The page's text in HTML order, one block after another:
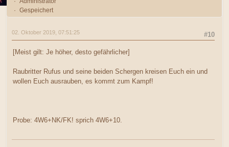
Gespeichert
#10
02. Oktober 2019, 07:51:25
[Meist gilt: Je höher, desto gefährlicher]
Raubritter Rufus und seine beiden Schergen kreisen Euch ein und
wollen Euch ausrauben, es kommt zum Kampf!
Probe: 4W6+NK/FK! sprich 4W6+10.